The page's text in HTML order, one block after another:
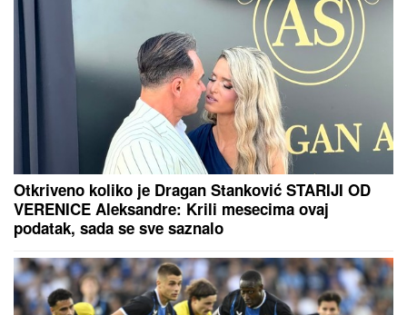
Otkriveno koliko je Dragan Stanković STARIJI OD
VERENICE Aleksandre: Krili mesecima ovaj
podatak, sada se sve saznalo